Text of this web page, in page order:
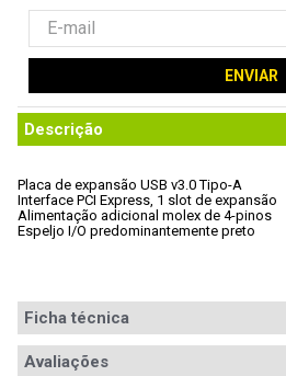
ENVIAR
Descrição
Placa de expansão USB v3.0 Tipo-A
Interface PCI Express, 1 slot de expansão
Alimentação adicional molex de 4-pinos
Espeljo I/O predominantemente preto
Ficha técnica
Interface p/
Avaliações